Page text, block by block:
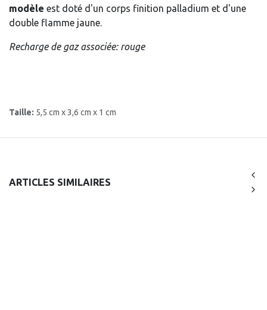
modèle est doté d'un corps finition palladium et d'une
double flamme jaune.
Recharge de gaz associée: rouge
Taille: 5,5 cm x 3,6 cm x 1 cm
ARTICLES SIMILAIRES